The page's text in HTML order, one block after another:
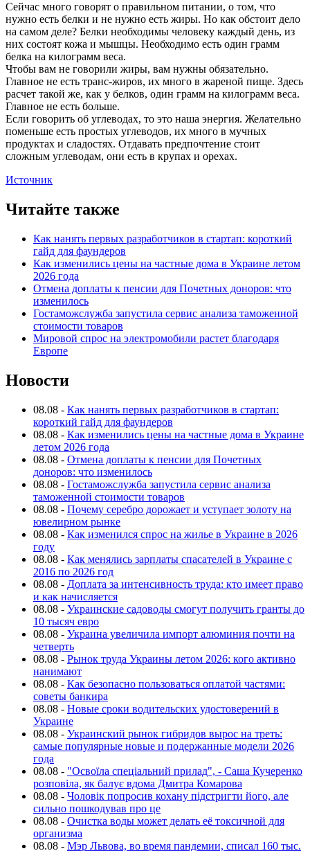
Сейчас много говорят о правильном питании, о том, что
нужно есть белки и не нужно есть жиры. Но как обстоит дело
на самом деле? Белки необходимы человеку каждый день, из
них состоят кожа и мышцы. Необходимо есть один грамм
белка на килограмм веса.
Чтобы вам не говорили жиры, вам нужны обязательно.
Главное не есть транс-жиров, их много в жареной пище. Здесь
расчет такой же, как у белков, один грамм на килограмм веса.
Главное не есть больше.
Если говорить об углеводах, то это наша энергия. Желательно
поменьше есть простых углеводов, их много в мучных
продуктах и сладостях. Отдавать предпочтение стоит
сложным углеводам, они есть в крупах и орехах.
Источник
Читайте также
Как нанять первых разработчиков в стартап: короткий
гайд для фаундеров
Как изменились цены на частные дома в Украине летом
2026 года
Отмена доплаты к пенсии для Почетных доноров: что
изменилось
Гостаможслужба запустила сервис анализа таможенной
стоимости товаров
Мировой спрос на электромобили растет благодаря
Европе
Новости
08.08 - Как нанять первых разработчиков в стартап:
короткий гайд для фаундеров
08.08 - Как изменились цены на частные дома в Украине
летом 2026 года
08.08 - Отмена доплаты к пенсии для Почетных
доноров: что изменилось
08.08 - Гостаможслужба запустила сервис анализа
таможенной стоимости товаров
08.08 - Почему серебро дорожает и уступает золоту на
ювелирном рынке
08.08 - Как изменился спрос на жилье в Украине в 2026
году
08.08 - Как менялись зарплаты спасателей в Украине с
2016 по 2026 год
08.08 - Доплата за интенсивность труда: кто имеет право
и как начисляется
08.08 - Украинские садоводы смогут получить гранты до
10 тысяч евро
08.08 - Украина увеличила импорт алюминия почти на
четверть
08.08 - Рынок труда Украины летом 2026: кого активно
нанимают
08.08 - Как безопасно пользоваться оплатой частями:
советы банкира
08.08 - Новые сроки водительских удостоверений в
Украине
08.08 - Украинский рынок гибридов вырос на треть:
самые популярные новые и подержанные модели 2026
года
08.08 - "Освоїла спеціальний прилад", - Саша Кучеренко
розповіла, як балує вдома Дмитра Комарова
08.08 - Чоловік попросив кохану підстригти його, але
сильно пошкодував про це
08.08 - Очистка воды может делать её токсичной для
организма
08.08 - Мэр Львова, во время пандемии, списал 160 тыс.